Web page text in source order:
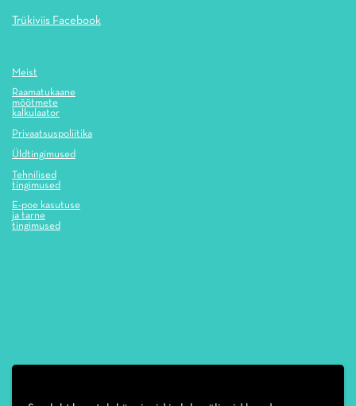
Trükiviis Facebook
Meist
Raamatukaane
mõõtmete
kalkulaator
Privaatsuspoliitika
Üldtingimused
Tehnilised
tingimused
E-poe kasutuse
ja tarne
tingimused